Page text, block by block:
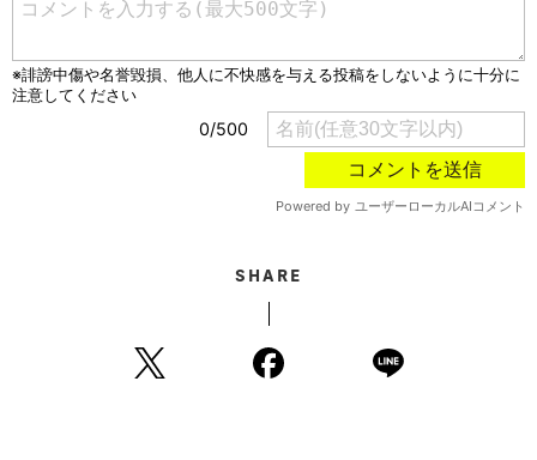
SHARE